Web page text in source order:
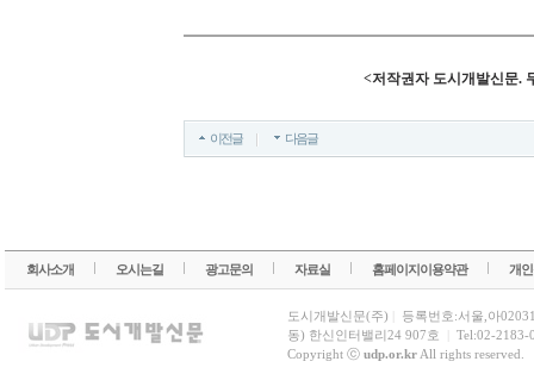
<저작권자 도시개발신문.
이전글 다음글
회사소개 오시는길 광고문의 자료실 홈페이지이용약관 개
도시개발신문(주)
등록번호:서울,아
동) 한신인터밸리24 907호
Tel:02-2183-
Copyright ⓒ udp.or.krAll rights reserved.